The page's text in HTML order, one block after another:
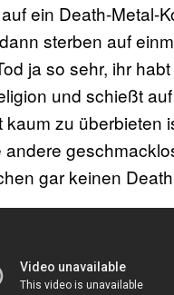
auf ein Death-
sterben auf
ja so sehr, ihr
und schießt
kaum zu überbieten
andere
gar keinen